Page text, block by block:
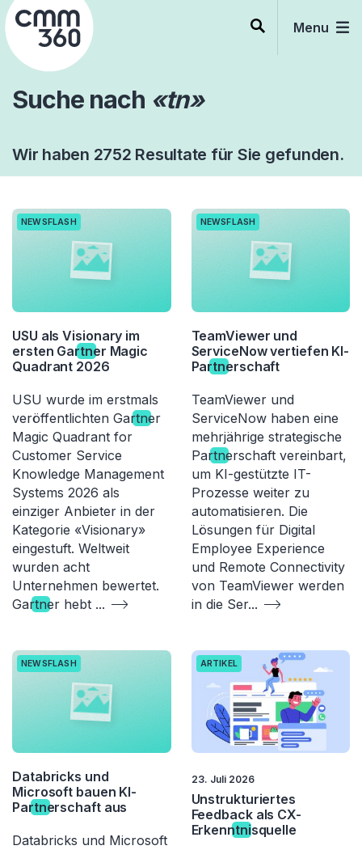
Skip
to
content
Menu
Suche nach «tn»
Wir haben 2752 Resultate für Sie gefunden.
NEWSFLASH
USU als Visionary im
ersten Gartner Magic
Quadrant 2026
USU wurde im erstmals
veröffentlichten Gartner
Magic Quadrant for
Customer Service
Knowledge Management
Systems 2026 als
einziger Anbieter in der
Kategorie «Visionary»
eingestuft. Weltweit
wurden acht
Unternehmen bewertet.
Gartner hebt ...
NEWSFLASH
TeamViewer und
ServiceNow vertiefen KI-
Partnerschaft
TeamViewer und
ServiceNow haben eine
mehrjährige strategische
Partnerschaft vereinbart,
um KI-gestützte IT-
Prozesse weiter zu
automatisieren. Die
Lösungen für Digital
Employee Experience
und Remote Connectivity
von TeamViewer werden
in die Ser...
NEWSFLASH
Databricks und
Microsoft bauen KI-
Partnerschaft aus
Databricks und Microsoft
ARTIKEL
23. Juli 2026
Unstrukturiertes
Feedback als CX-
Erkenntnisquelle